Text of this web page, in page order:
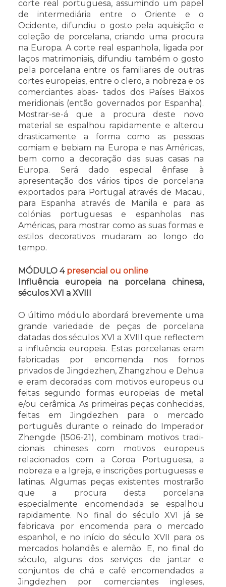
corte real portuguesa, assumindo um papel
de intermediária entre o Oriente e o
Ocidente, difundiu o gosto pela aquisição e
coleção de porcelana, criando uma procura
na Europa. A corte real espanhola, ligada por
laços matrimoniais, difundiu também o gosto
pela porcelana entre os familiares de outras
cortes europeias, entre o clero, a nobreza e os
comerciantes abas- tados dos Países Baixos
meridionais (então governados por Espanha).
Mostrar-se-á que a procura deste novo
material se espalhou rapidamente e alterou
drasticamente a forma como as pessoas
comiam e bebiam na Europa e nas Américas,
bem como a decoração das suas casas na
Europa. Será dado especial ênfase à
apresentação dos vários tipos de porcelana
exportados para Portugal através de Macau,
para Espanha através de Manila e para as
colónias portuguesas e espanholas nas
Américas, para mostrar como as suas formas e
estilos decorativos mudaram ao longo do
tempo.
MÓDULO 4 presencial ou online
Influência europeia na porcelana chinesa,
séculos XVI a XVIII
O último módulo abordará brevemente uma
grande variedade de peças de porcelana
datadas dos séculos XVI a XVIII que reflectem
a influência europeia. Estas porcelanas eram
fabricadas por encomenda nos fornos
privados de Jingdezhen, Zhangzhou e Dehua
e eram decoradas com motivos europeus ou
feitas segundo formas europeias de metal
e/ou cerâmica. As primeiras peças conhecidas,
feitas em Jingdezhen para o mercado
português durante o reinado do Imperador
Zhengde (1506-21), combinam motivos tradi-
cionais chineses com motivos europeus
relacionados com a Coroa Portuguesa, a
nobreza e a Igreja, e inscrições portuguesas e
latinas. Algumas peças existentes mostrarão
que a procura desta porcelana
especialmente encomendada se espalhou
rapidamente. No final do século XVI já se
fabricava por encomenda para o mercado
espanhol, e no início do século XVII para os
mercados holandês e alemão. E, no final do
século, alguns dos serviços de jantar e
conjuntos de chá e café encomendados a
Jingdezhen por comerciantes ingleses,